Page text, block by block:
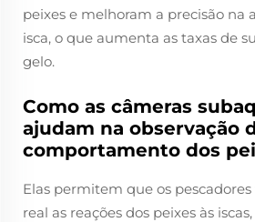
peixes e melhoram a precisão na
isca, o que aumenta as taxas de
gelo.
Como as câmeras
ajudam na observação
comportamento dos
Elas permitem que os
real as reações dos peixes às